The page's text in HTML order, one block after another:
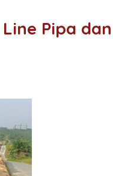
Pipa dan